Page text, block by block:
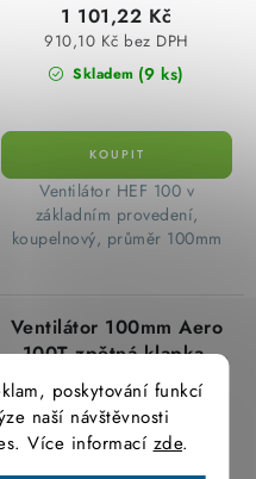
poskytování funkcí
naší návštěvnosti
Více informací zde.
Skladem (9 ks)
910,10 Kč bez DPH
1 101,22 Kč
​ Ventilátor HEF 100 v
základním provedení,
koupelnový, průměr 100mm
Ventilátor 100mm Aero
100T zpětná klapka,
časovač, kuličková
ložiška Blauberg